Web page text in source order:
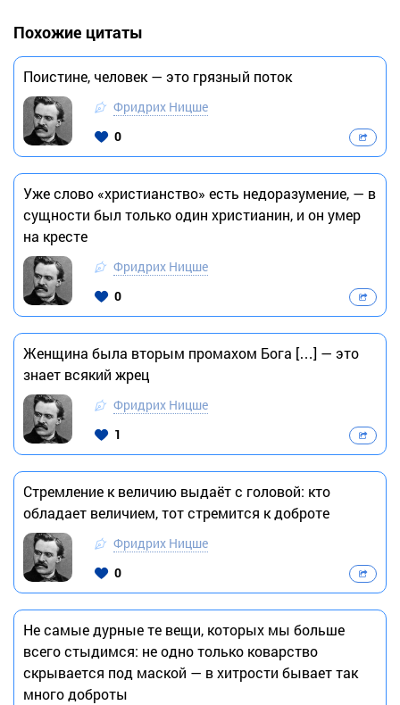
Похожие цитаты
Поистине, человек — это грязный поток
Фридрих Ницше
0
Уже слово «христианство» есть недоразумение, — в
сущности был только один христианин, и он умер
на кресте
Фридрих Ницше
0
Женщина была вторым промахом Бога […] — это
знает всякий жрец
Фридрих Ницше
1
Стремление к величию выдаёт с головой: кто
обладает величием, тот стремится к доброте
Фридрих Ницше
0
Не самые дурные те вещи, которых мы больше
всего стыдимся: не одно только коварство
скрывается под маской — в хитрости бывает так
много доброты